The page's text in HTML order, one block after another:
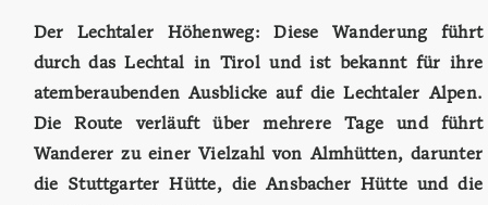
Der Lechtaler Höhenweg: Diese Wanderung führt
durch das Lechtal in Tirol und ist bekannt für ihre
atemberaubenden Ausblicke auf die Lechtaler Alpen.
Die Route verläuft über mehrere Tage und führt
Wanderer zu einer Vielzahl von Almhütten, darunter
die Stuttgarter Hütte, die Ansbacher Hütte und die